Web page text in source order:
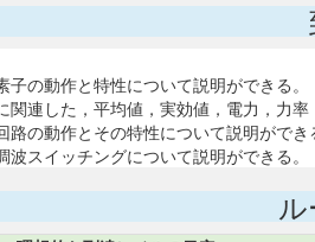
子の動作と特性について説明ができる。
関連した，平均値，実効値，電力，力
路の動作とその特性について説明ができ
波スイッチングについて説明ができる。